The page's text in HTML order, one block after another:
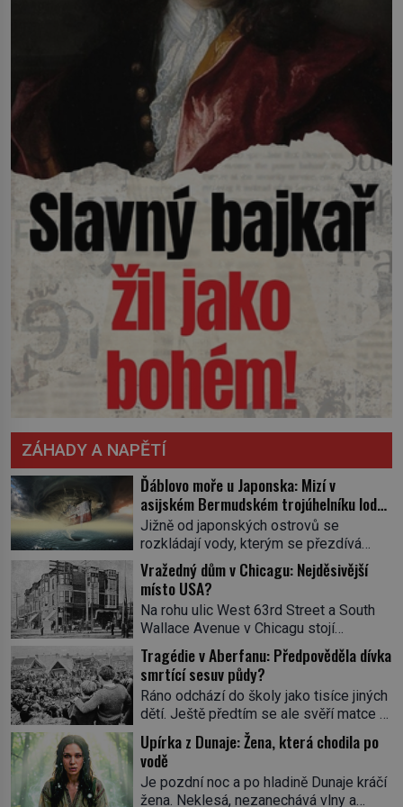
ZÁHADY A NAPĚTÍ
Ďáblovo moře u Japonska: Mizí v
asijském Bermudském trojúhelníku lodě
ve spárech neznámé síly?
Jižně od japonských ostrovů se
rozkládají vody, kterým se přezdívá
Ďáblovo moře. Vypráví se o lodích
mizejících beze stopy, podivných
světlech, zrádných proudech i mořských
dracích, kteří měli tyto končiny střežit už
v dávných legendách. Je tichomořský
Dračí trojúhelník skutečně prokletým
místem, nebo se zde jen nebezpečná
příroda proměnila v jednu z
nejpůsobivějších námořních záhad? […]
Vražedný dům v Chicagu: Nejděsivější
místo USA?
Na rohu ulic West 63rd Street a South
Wallace Avenue v Chicagu stojí
nenápadná pošta. Nemá žádný speciální
nápis ani pamětní desku. A přesto prý
místní zaměstnanci neradi chodí do
sklepa. Právě tady totiž sídlil sériový
vrah H. H. Holmes a také
nejpropracovanější past na lidi
v dějinách americké kriminalistiky.
Herman Webster Mudgett (1861–1896)
přijíždí […]
Tragédie v Aberfanu: Předpověděla dívka
smrtící sesuv půdy?
Ráno odchází do školy jako tisíce jiných
dětí. Ještě předtím se ale svěří matce s
podivným snem. Ve škole, kterou dobře
zná, tentokrát nevidí budovu ani
spolužáky. Místo nich se před ní tyčí
cosi temného. O několik hodin později je
Upírka z Dunaje: Žena, která chodila po
vodě
Je pozdní noc a po hladině Dunaje kráčí
žena. Neklesá, nezanechává vlny a